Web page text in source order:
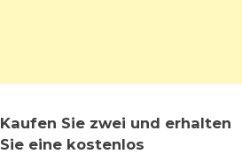
Kaufen Sie zwei und erhalten
Sie eine kostenlos